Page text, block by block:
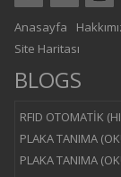
Anasayfa
Site Haritası
BLOGS
RFID OTOMATİK
PLAKA TANIMA
PLAKA TANIMA